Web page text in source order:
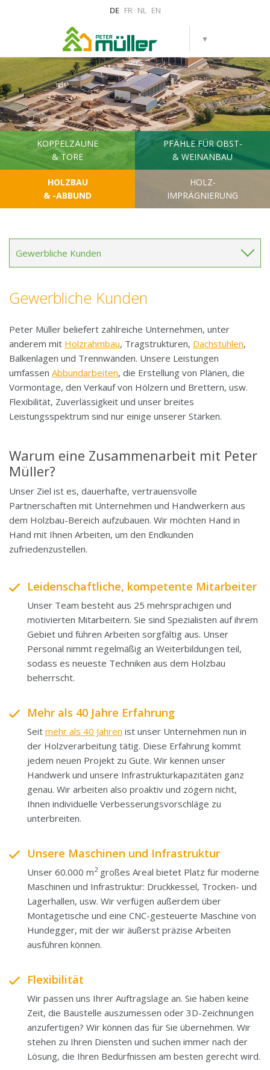
DE FR NL EN
KOPPELZÄUNE
& TORE
PFÄHLE FÜR OBST-
& WEINANBAU
HOLZBAU
& -ABBUND
HOLZ-
IMPRÄGNIERUNG
Gewerbliche Kunden
Holzständerbau
Abbundarbeiten
Partner
Informationsanfrage
Gewerbliche Kunden
Peter Müller beliefert zahlreiche Unternehmen, unter
anderem mit Holzrahmbau, Tragstrukturen, Dachstühlen,
Balkenlagen und Trennwänden. Unsere Leistungen
umfassen Abbundarbeiten, die Erstellung von Plänen, die
Vormontage, den Verkauf von Hölzern und Brettern, usw.
Flexibilität, Zuverlässigkeit und unser breites
Leistungsspektrum sind nur einige unserer Stärken.
Warum eine Zusammenarbeit mit Peter
Müller?
Unser Ziel ist es, dauerhafte, vertrauensvolle
Partnerschaften mit Unternehmen und Handwerkern aus
dem Holzbau-Bereich aufzubauen. Wir möchten Hand in
Hand mit Ihnen Arbeiten, um den Endkunden
zufriedenzustellen.
Leidenschaftliche, kompetente Mitarbeiter
Unser Team besteht aus 25 mehrsprachigen und
motivierten Mitarbeitern. Sie sind Spezialisten auf ihrem
Gebiet und führen Arbeiten sorgfältig aus. Unser
Personal nimmt regelmäßig an Weiterbildungen teil,
sodass es neueste Techniken aus dem Holzbau
beherrscht.
Mehr als 40 Jahre Erfahrung
Seit mehr als 40 Jahren ist unser Unternehmen nun in
der Holzverarbeitung tätig. Diese Erfahrung kommt
jedem neuen Projekt zu Gute. Wir kennen unser
Handwerk und unsere Infrastrukturkapazitäten ganz
genau. Wir arbeiten also proaktiv und zögern nicht,
Ihnen individuelle Verbesserungsvorschläge zu
unterbreiten.
Unsere Maschinen und Infrastruktur
Unser 60.000 m2großes Areal bietet Platz für moderne
Maschinen und Infrastruktur: Druckkessel, Trocken- und
Lagerhallen, usw. Wir verfügen außerdem über
Montagetische und eine CNC-gesteuerte Maschine von
Hundegger, mit der wir äußerst präzise Arbeiten
ausführen können.
Flexibilität
Wir passen uns Ihrer Auftragslage an. Sie haben keine
Zeit, die Baustelle auszumessen oder 3D-Zeichnungen
anzufertigen? Wir können das für Sie übernehmen. Wir
stehen zu Ihren Diensten und suchen immer nach der
Lösung, die Ihren Bedürfnissen am besten gerecht wird.